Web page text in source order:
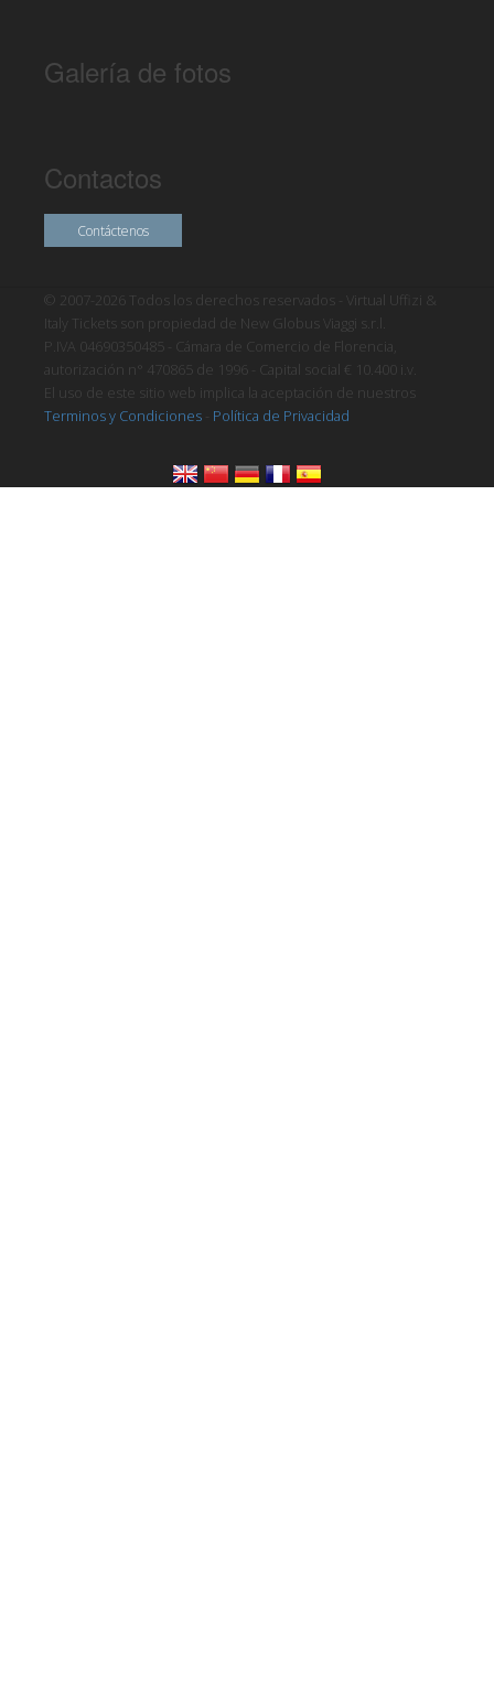
Galería de fotos
Contactos
Contáctenos
© 2007-2026 Todos los derechos reservados - Virtual Uffizi &
Italy Tickets son propiedad de New Globus Viaggi s.r.l.
P.IVA 04690350485 - Cámara de Comercio de Florencia,
autorización n° 470865 de 1996 - Capital social € 10.400 i.v.
El uso de este sitio web implica la aceptación de nuestros
Terminos y Condiciones
Política de Privacidad